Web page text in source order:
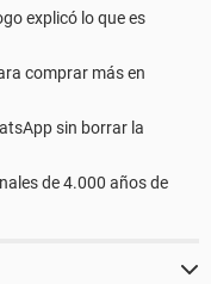
explicó lo que es
comprar más en
sin borrar la
de 4.000 años de